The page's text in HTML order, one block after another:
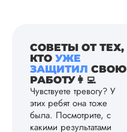
СОВЕТЫ ОТ ТЕХ,
КТО УЖЕ
ЗАЩИТИЛ СВОЮ
РАБОТУ👩‍💻
Чувствуете тревогу? У
этих ребят она тоже
была. Посмотрите, с
какими результатами